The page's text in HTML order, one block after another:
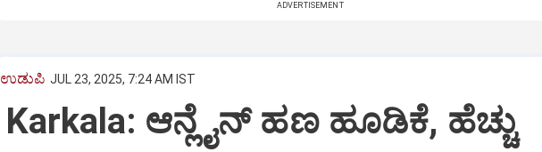
ADVERTISEMENT
ಉಡುಪಿ JUL 23, 2025, 7:24 AM IST
Karkala: ಆನ್ಲೈನ್‌ ಹಣ ಹೂಡಿಕೆ, ಹೆಚ್ಚು